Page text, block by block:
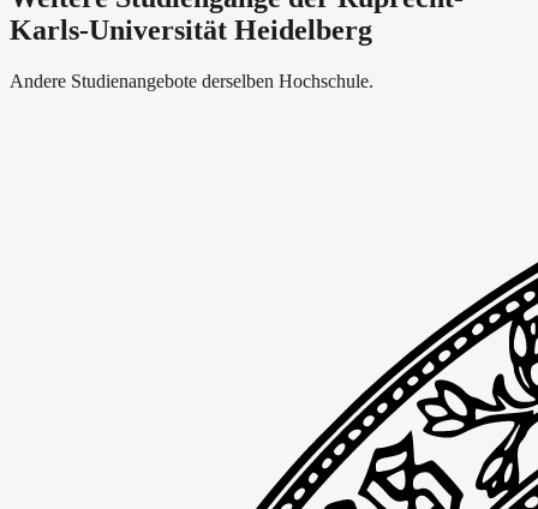
Karls-Universität Heidelberg
Andere Studienangebote derselben Hochschule.